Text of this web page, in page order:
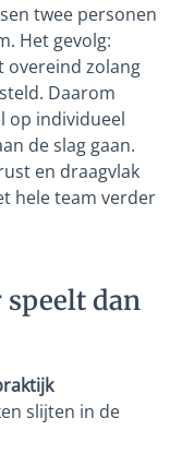
twee personen
Het gevolg:
overeind zolang
Daarom
op individueel
de slag gaan.
en draagvlak
hele team verder
speelt dan
slijten in de